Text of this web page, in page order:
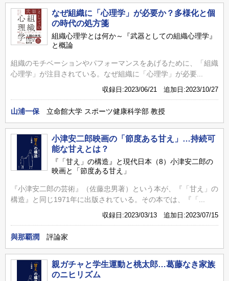
なぜ組織に「心理学」が必要か？多様化と個
の時代の処方箋
組織心理学とは何か～『武器としての組織心理学』
と概論
組織のモチベーションやパフォーマンスをあげるために、「組織
心理学」が注目されている。なぜ組織に「心理学」が必要...
収録日:2023/06/21 追加日:2023/10/27
山浦一保 立命館大学 スポーツ健康科学部 教授
小津安二郎映画の「節度ある甘え」…持続可
能な甘えとは？
『「甘え」の構造』と現代日本（8）小津安二郎の
映画と「節度ある甘え」
『小津安二郎の芸術』（佐藤忠男著）という本が、『「甘え」の
構造』と同じ1971年に出版されている。その本では、『「...
収録日:2023/03/13 追加日:2023/07/15
與那覇潤 評論家
親ガチャと学生運動と桃太郎…葛藤なき家族
のニヒリズム